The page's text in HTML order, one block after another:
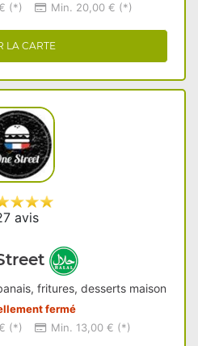
(*) Min. 20,00 € (*)
LA CARTE
avis
fritures, desserts maison
fermé
(*) Min. 13,00 € (*)